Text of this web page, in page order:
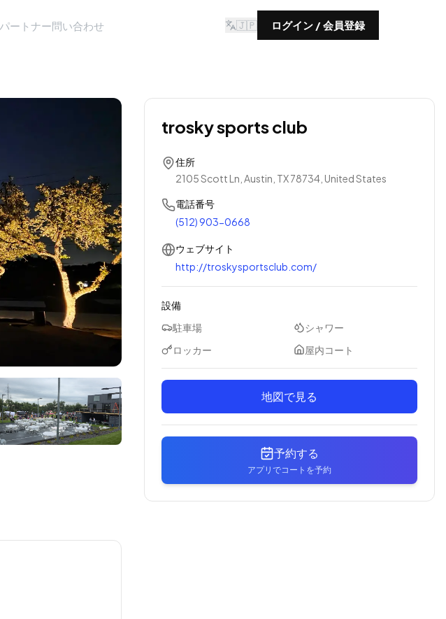
パートナー問い合わせ 🇯🇵 ログイン / 会員登録
trosky sports club
住所
2105 Scott Ln, Austin, TX 78734, United States
電話番号
(512) 903-0668
ウェブサイト
http://troskysportsclub.com/
設備
駐車場
シャワー
ロッカー
屋内コート
地図で見る
予約する
アプリでコートを予約